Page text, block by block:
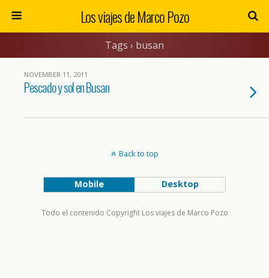
Los viajes de Marco Pozo
Tags › busan
NOVEMBER 11, 2011
Pescado y sol en Busan
Back to top
Mobile Desktop
Todo el contenido Copyright Los viajes de Marco Pozo